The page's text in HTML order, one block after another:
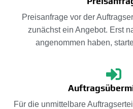
Preisanfrage vor der
zunächst ein Angebot. Erst
angenommen haben,
Für die unmittelbare